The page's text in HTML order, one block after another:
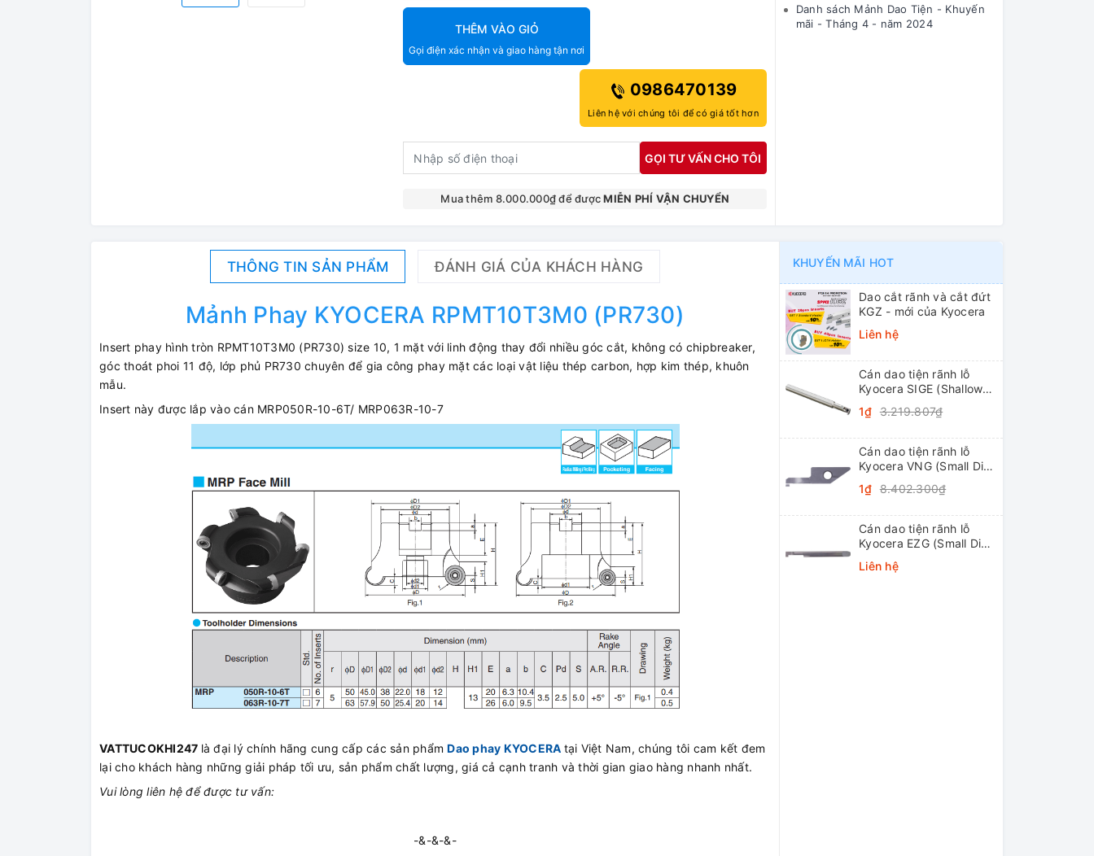
THÊM VÀO GIỎ
Gọi điện xác nhận và giao hàng tận nơi
0986470139
Liên hệ với chúng tôi để có giá tốt hơn
GỌI TƯ VẤN CHO TÔI
Mua thêm 8.000.000₫ để đượcMIỄN PHÍ VẬN CHUYỂN
Danh sách Mảnh Dao Tiện - Khuyến
mãi - Tháng 4 - năm 2024
THÔNG TIN SẢN PHẨM ĐÁNH GIÁ CỦA KHÁCH HÀNG
Mảnh Phay KYOCERA RPMT10T3M0 (PR730)
Insert phay hình tròn RPMT10T3M0 (PR730) size 10, 1 mặt với linh động thay đổi nhiều góc cắt, không có chipbreaker,
góc thoát phoi 11 độ, lớp phủ PR730 chuyên để gia công phay mặt các loại vật liệu thép carbon, hợp kim thép, khuôn
mẫu.
Insert này được lắp vào cán MRP050R-10-6T/ MRP063R-10-7
VATTUCOKHI247 là đại lý chính hãng cung cấp các sản phẩmDao phay KYOCERA tại Việt Nam, chúng tôi cam kết đem
lại cho khách hàng những giải pháp tối ưu, sản phẩm chất lượng, giá cả cạnh tranh và thời gian giao hàng nhanh nhất.
Vui lòng liên hệ để được tư vấn:
-&-&-&-
KHUYẾN MÃI HOT
Dao cắt rãnh và cắt đứt
KGZ - mới của Kyocera
Liên hệ
Cán dao tiện rãnh lỗ
Kyocera SIGE (Shallow
1₫ 3.219.807₫
Cán dao tiện rãnh lỗ
Kyocera VNG (Small Dia.
System Tip-Bars)
1₫ 8.402.300₫
Cán dao tiện rãnh lỗ
Kyocera EZG (Small Dia.
Bars)
Liên hệ